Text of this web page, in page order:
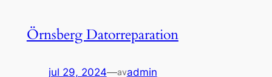
Örnsberg Datorreparation
jul 29, 2024—avadmin